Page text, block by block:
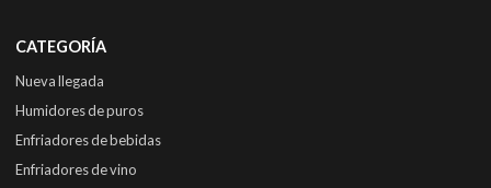
CATEGORÍA
Nueva llegada
Humidores de puros
Enfriadores de bebidas
Enfriadores de vino